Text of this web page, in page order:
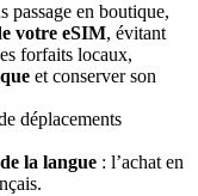
passage en boutique,
votre eSIM, évitant
forfaits locaux,
et conserver son
déplacements
la langue : l’achat en